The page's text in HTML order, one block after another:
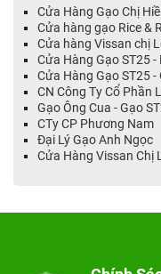
Cửa Hàng Gạo Chị
Cửa hàng gạo Rice &
Cửa hàng Vissan chị
Cửa Hàng Gạo ST25
Cửa Hàng Gạo ST25 -
CN Công Ty Cổ Phần
Gạo Ông Cua - Gạo
CTy CP Phương Nam
Đại Lý Gạo Anh Ngọc
Cửa Hàng Vissan Chị